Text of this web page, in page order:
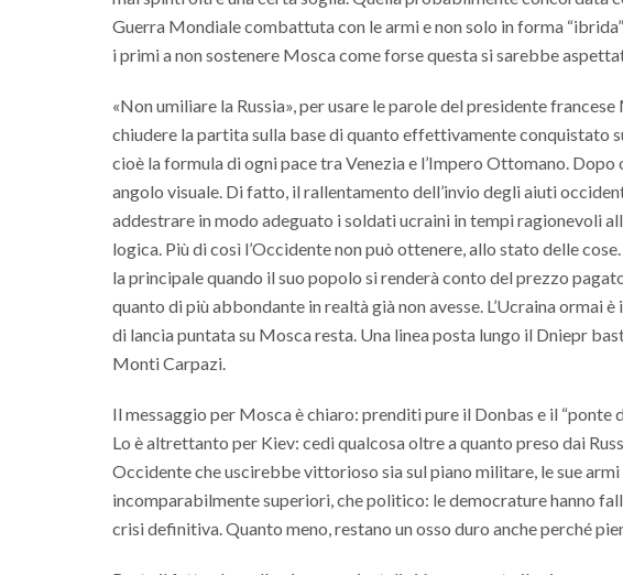
Guerra Mondiale combattuta con le armi e non solo in forma
i primi a non sostenere Mosca come forse questa si sarebbe
«Non umiliare la Russia», per usare le parole del presidente
chiudere la partita sulla base di quanto effettivamente conquistato
cioè la formula di ogni pace tra Venezia e l’Impero Ottomano.
angolo visuale. Di fatto, il rallentamento dell’invio degli aiuti
addestrare in modo adeguato i soldati ucraini in tempi ragionevoli
logica. Più di così l’Occidente non può ottenere, allo stato delle
la principale quando il suo popolo si renderà conto del prezzo
quanto di più abbondante in realtà già non avesse. L’Ucraina ormai
di lancia puntata su Mosca resta. Una linea posta lungo il Dniepr
Monti Carpazi.
Il messaggio per Mosca è chiaro: prenditi pure il Donbas e il “ponte
Lo è altrettanto per Kiev: cedi qualcosa oltre a quanto preso dai
Occidente che uscirebbe vittorioso sia sul piano militare, le sue
incomparabilmente superiori, che politico: le democrature hanno
crisi definitiva. Quanto meno, restano un osso duro anche perché